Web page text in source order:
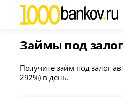
Займы под
Получите займ под залог
292%) в день.